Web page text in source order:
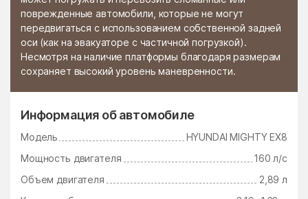
поврежденные автомобили, которые не могут
передвигаться с использованием собственной задней
оси (как на эвакуаторе с частичной погрузкой).
Несмотря на наличие платформы благодаря размерам
сохраняет высокий уровень маневренности.
Информация об автомобиле
Модель
HYUNDAI MIGHTY EX8
Мощность двигателя
160 л/с
Объем двигателя
2,89 л
Стромынь Ступино
Сычёво Талдом
Тарасково Тарасовка
Татариново Таширово
Теряево Тимшино
Томилино Троицк